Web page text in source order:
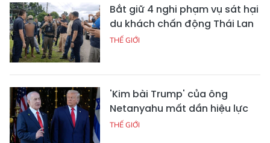
Bắt giữ 4 nghi phạm vụ sát hại
du khách chấn động Thái Lan
THẾ GIỚI
'Kim bài Trump' của ông
Netanyahu mất dần hiệu lực
THẾ GIỚI